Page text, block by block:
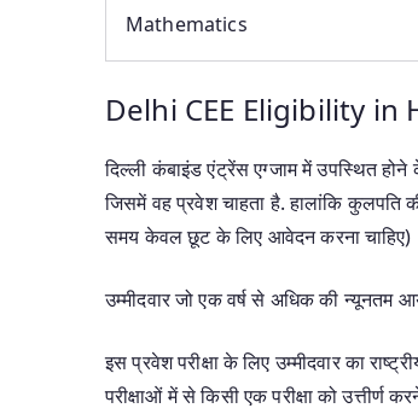
Mathematics
Delhi CEE Eligibility in
दिल्ली कंबाइंड एंट्रेंस एग्जाम में उपस्थित
जिसमें वह प्रवेश चाहता है. हालांकि कुलपति
समय केवल छूट के लिए आवेदन करना
उम्मीदवार जो एक वर्ष से अधिक की न्यूनतम
इस प्रवेश परीक्षा के लिए उम्मीदवार का
परीक्षाओं में से किसी एक परीक्षा को